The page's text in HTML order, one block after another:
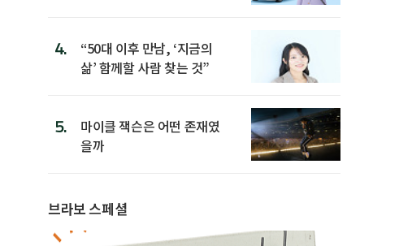
4.
“50대 이후 만남, ‘지금의
삶’ 함께할 사람 찾는 것”
5.
마이클 잭슨은 어떤 존재였
을까
브라보 스페셜